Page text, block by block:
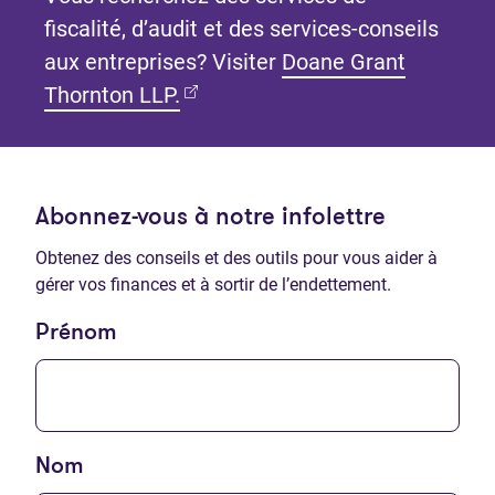
fiscalité, d’audit et des services-conseils
aux entreprises? Visiter Doane Grant
Thornton LLP. (Ouvre dans un nouvel onglet)
Abonnez-vous à notre infolettre
Obtenez des conseils et des outils pour vous aider à
gérer vos finances et à sortir de l’endettement.
Prénom
Nom